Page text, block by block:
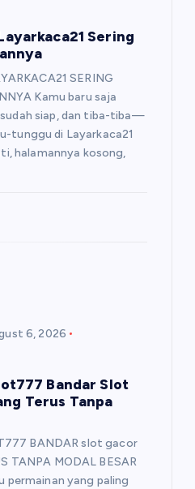
Sering
SERING
Kamu baru saja
siap, dan tiba-tiba—
tunggu di Layarkaca21
halamannya kosong,
6, 2026
Bandar Slot
Terus Tanpa
BANDAR slot gacor
TANPA MODAL BESAR
permainan yang paling